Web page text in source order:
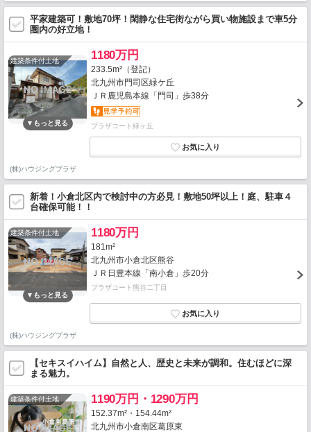
平家建築可！敷地70坪！閑静な住宅街ながら買い物施設まで車5分
圏内の好立地！
建築条件付土地 1180万円
233.5m²（登記）
北九州市門司区緑ケ丘
ＪＲ鹿児島本線「門司」歩38分
プラザコート緑ヶ丘
(株)ハウジングプラザ
新着！小倉北区内で検討中の方必見！敷地50坪以上！庭、駐車４
台確保可能！！
建築条件付土地 1180万円
181m²
北九州市小倉北区熊谷
ＪＲ日豊本線「南小倉」歩20分
プラザコート熊谷二丁目
(株)ハウジングプラザ
【セキスイハイム】自然と人、歴史と未来が調和。住むほどに深
まる魅力。
建築条件付土地 1190万円・1290万円
152.37m²・154.44m²
北九州市小倉南区葛原東